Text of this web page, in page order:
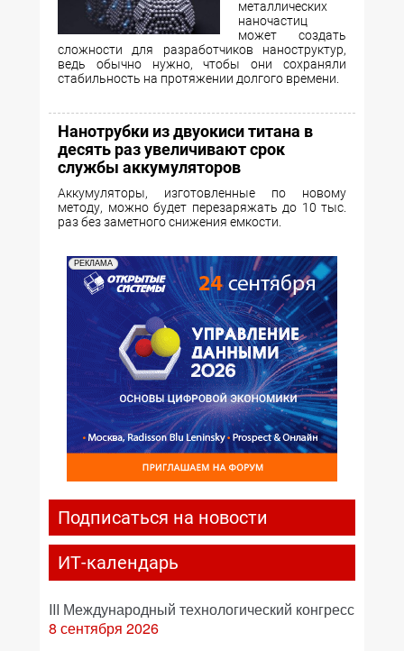
металлических
наночастиц
может создать
сложности для разработчиков наноструктур,
ведь обычно нужно, чтобы они сохраняли
стабильность на протяжении долгого времени.
Нанотрубки из двуокиси титана в
десять раз увеличивают срок
службы аккумуляторов
Аккумуляторы, изготовленные по новому
методу, можно будет перезаряжать до 10 тыс.
раз без заметного снижения емкости.
РЕКЛАМА
Подписаться на новости
ИТ-календарь
III Международный технологический конгресс
8 сентября 2026